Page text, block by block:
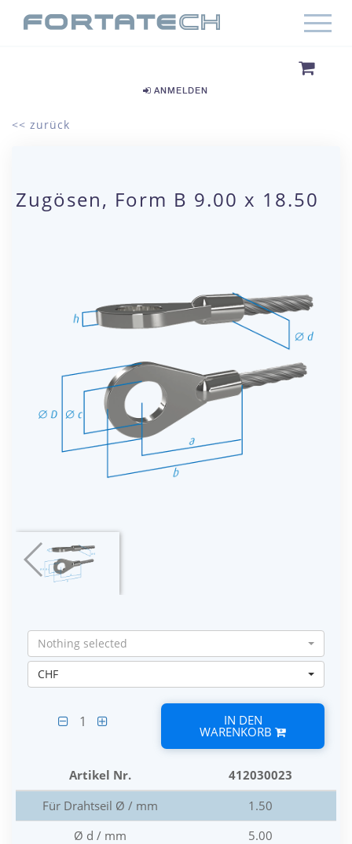
ANMELDEN
<< zurück
Zugösen, Form B 9.00 x 18.50
Nothing selected
CHF
1 IN DEN
WARENKORB
Artikel Nr.
412030023
Für Drahtseil Ø / mm
1.50
Ø d / mm
5.00